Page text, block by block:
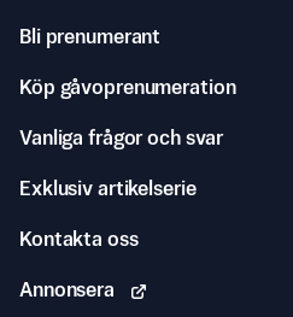
Bli prenumerant
Köp gåvoprenumeration
Vanliga frågor och svar
Exklusiv artikelserie
Kontakta oss
Annonsera